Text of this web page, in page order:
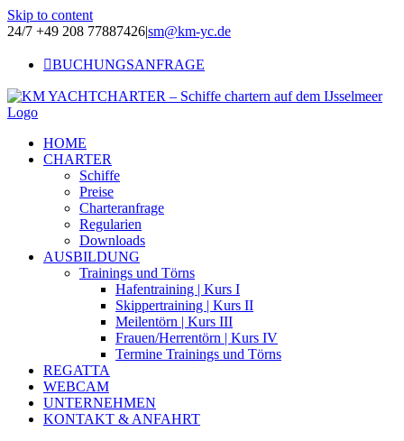
Skip to content
24/7 +49 208 77887426|sm@km-yc.de
BUCHUNGSANFRAGE
HOME
CHARTER
Schiffe
Preise
Charteranfrage
Regularien
Downloads
AUSBILDUNG
Trainings und Törns
Hafentraining | Kurs I
Skippertraining | Kurs II
Meilentörn | Kurs III
Frauen/Herrentörn | Kurs IV
Termine Trainings und Törns
REGATTA
WEBCAM
UNTERNEHMEN
KONTAKT & ANFAHRT